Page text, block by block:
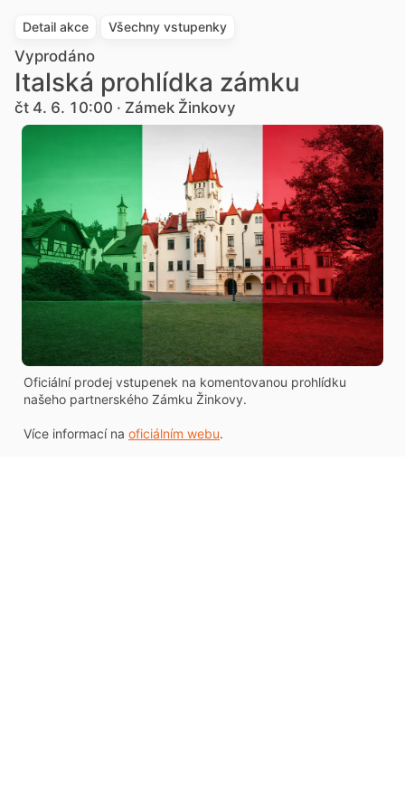
Detail akce Všechny vstupenky
Vyprodáno
Italská prohlídka zámku
čt 4. 6. 10:00 · Zámek Žinkovy
Oficiální prodej vstupenek na komentovanou prohlídku
našeho partnerského Zámku Žinkovy.
Více informací na oficiálním webu.